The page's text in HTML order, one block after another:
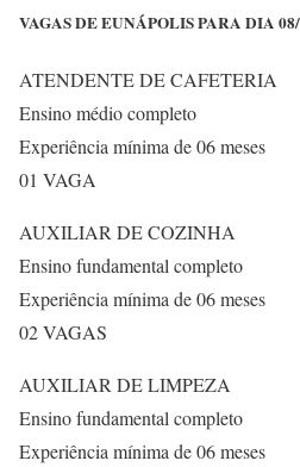
VAGAS DE EUNÁPOLIS PARA DIA
ATENDENTE DE CAFETERIA
Ensino médio completo
Experiência mínima de 06 meses
01 VAGA
AUXILIAR DE COZINHA
Ensino fundamental completo
Experiência mínima de 06 meses
02 VAGAS
AUXILIAR DE LIMPEZA
Ensino fundamental completo
Experiência mínima de 06 meses